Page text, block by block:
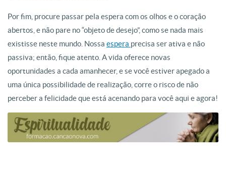
Por fim, procure passar pela espera com os olhos e o coração
abertos, e não pare no “objeto de desejo”, como se nada mais
existisse neste mundo. Nossa espera precisa ser ativa e não
passiva; então, fique atento. A vida oferece novas
oportunidades a cada amanhecer, e se você estiver apegado a
uma única possibilidade de realização, corre o risco de não
perceber a felicidade que está acenando para você aqui e agora!